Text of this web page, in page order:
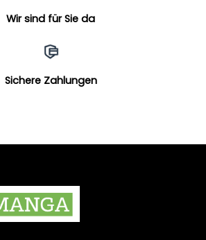
Wir sind für Sie da
Sichere Zahlungen